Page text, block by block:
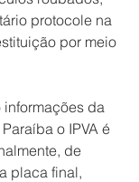
protocole na
por meio
informações da
o IPVA é
de
placa final,